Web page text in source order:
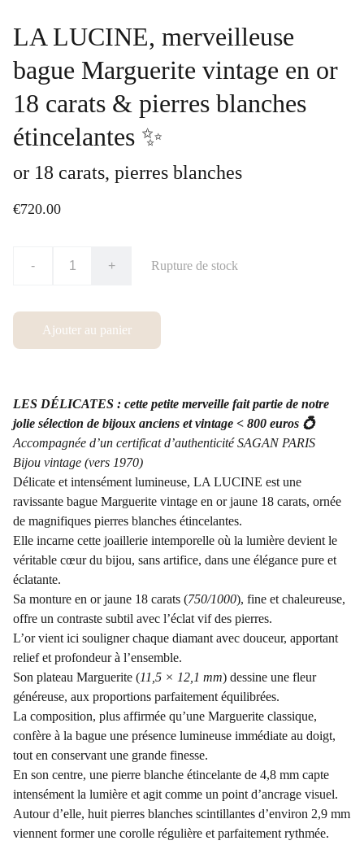
LA LUCINE, merveilleuse
bague Marguerite vintage en or
18 carats & pierres blanches
étincelantes ✨
or 18 carats, pierres blanches
€720.00
- + Rupture de stock
Ajouter au panier
LES DÉLICATES : cette petite merveille fait partie de notre
jolie sélection de bijoux anciens et vintage < 800 euros 💍
Accompagnée d’un certificat d’authenticité SAGAN PARIS
Bijou vintage (vers 1970)
Délicate et intensément lumineuse, LA LUCINE est une
ravissante bague Marguerite vintage en or jaune 18 carats, ornée
de magnifiques pierres blanches étincelantes.
Elle incarne cette joaillerie intemporelle où la lumière devient le
véritable cœur du bijou, sans artifice, dans une élégance pure et
éclatante.
Sa monture en or jaune 18 carats (750/1000), fine et chaleureuse,
offre un contraste subtil avec l’éclat vif des pierres.
L’or vient ici souligner chaque diamant avec douceur, apportant
relief et profondeur à l’ensemble.
Son plateau Marguerite (11,5 × 12,1 mm) dessine une fleur
généreuse, aux proportions parfaitement équilibrées.
La composition, plus affirmée qu’une Marguerite classique,
confère à la bague une présence lumineuse immédiate au doigt,
tout en conservant une grande finesse.
En son centre, une pierre blanche étincelante de 4,8 mm capte
intensément la lumière et agit comme un point d’ancrage visuel.
Autour d’elle, huit pierres blanches scintillantes d’environ 2,9 mm
viennent former une corolle régulière et parfaitement rythmée.